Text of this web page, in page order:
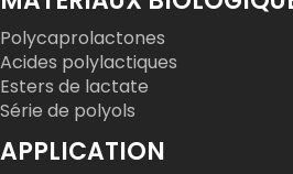
Polycaprolactones
Acides polylactiques
Esters de lactate
Série de polyols
APPLICATION